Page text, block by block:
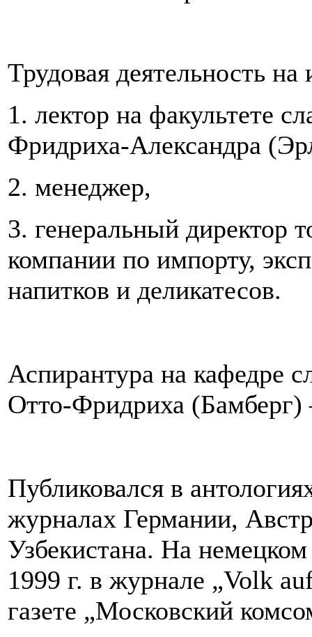
Трудовая деятельность
1. лектор на факультете
Фридриха-Александра
2. менеджер,
3. генеральный директор
компании по импорту,
напитков и деликатесов.
Аспирантура на кафедре
Отто-Фридриха (Бамберг)
Публиковался в
журналах Германии,
Узбекистана. На
1999 г. в журнале „Volk
газете „Московский